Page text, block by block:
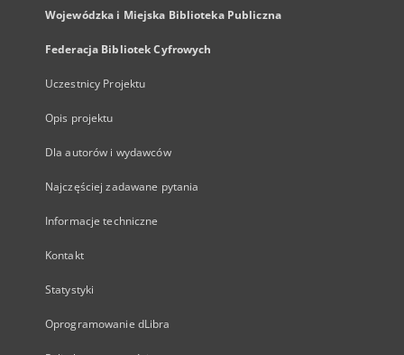
Wojewódzka i Miejska Biblioteka Publiczna
Federacja Bibliotek Cyfrowych
Uczestnicy Projektu
Opis projektu
Dla autorów i wydawców
Najczęściej zadawane pytania
Informacje techniczne
Kontakt
Statystyki
Oprogramowanie dLibra